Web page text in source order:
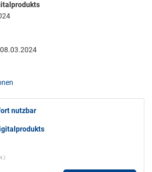
08.03.2024
nutzbar